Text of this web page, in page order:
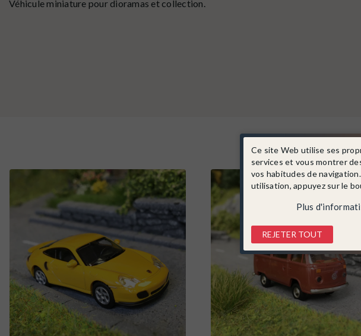
Véhicule miniature pour dioramas et collection.
Ce site Web utilise ses
services et vous montrer
vos habitudes de
utilisation, appuyez sur le
Plus
REJETER TOUT